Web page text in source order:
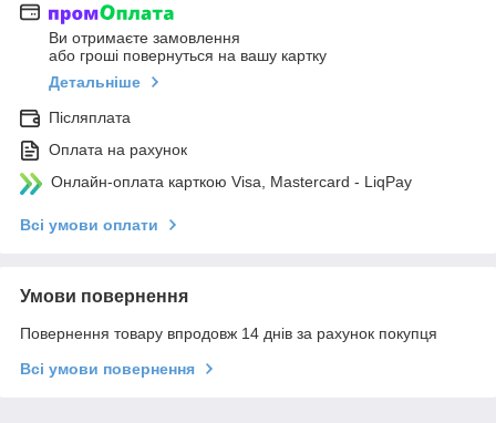
Ви отримаєте замовлення
або гроші повернуться на вашу картку
Детальніше
Післяплата
Оплата на рахунок
Онлайн-оплата карткою Visa, Mastercard - LiqPay
Всі умови оплати
Умови повернення
Повернення товару впродовж 14 днів за рахунок покупця
Всі умови повернення